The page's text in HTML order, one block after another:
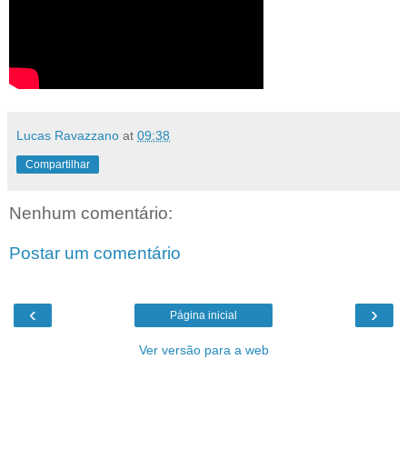
Lucas Ravazzano at 09:38
Compartilhar
Nenhum comentário:
Postar um comentário
‹ ›
Página inicial
Ver versão para a web